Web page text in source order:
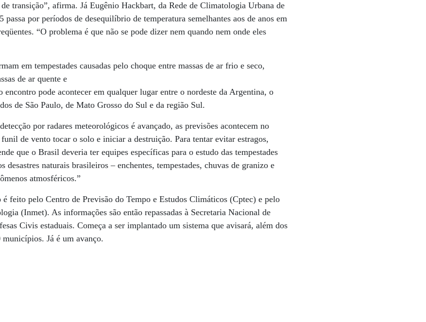
transição”, afirma. Já Eugênio Hackbart, da Rede de Climatologia Urbana de
passa por períodos de desequilíbrio de temperatura semelhantes aos de anos em
“O problema é que não se pode dizer nem quando nem onde eles
em tempestades causadas pelo choque entre massas de ar frio e seco,
de ar quente e
pode acontecer em qualquer lugar entre o nordeste da Argentina, o
de São Paulo, de Mato Grosso do Sul e da região Sul.
por radares meteorológicos é avançado, as previsões acontecem no
de vento tocar o solo e iniciar a destruição. Para tentar evitar estragos,
que o Brasil deveria ter equipes específicas para o estudo das tempestades
desastres naturais brasileiros – enchentes, tempestades, chuvas de granizo e
atmosféricos.”
feito pelo Centro de Previsão do Tempo e Estudos Climáticos (Cptec) e pelo
(Inmet). As informações são então repassadas à Secretaria Nacional de
Civis estaduais. Começa a ser implantado um sistema que avisará, além dos
Já é um avanço.